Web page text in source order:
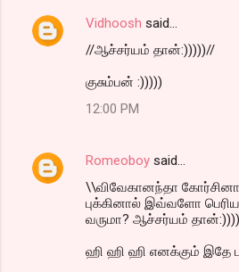
Vidhoosh said…
//ஆச்சர்யம் தான்:)))))//
குசும்பன் :)))))
12:00 PM
Romeoboy said…
\\விவேகானந்தா
புக்கினால் இவ்வளோ
வருமா? ஆச்சர்யம்
ஹி ஹி ஹி எனக்கும் இதே